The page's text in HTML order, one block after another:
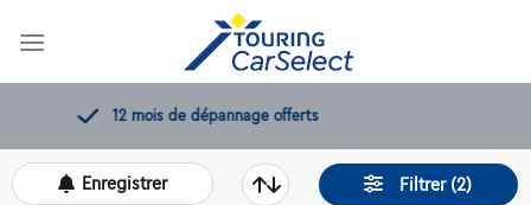
11.000+voitures disponibles
Filtrer (2)
Enregistrer